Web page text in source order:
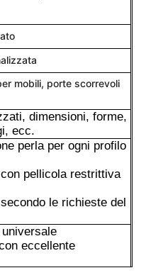
mobili, porte scorrevoli
dimensioni, forme,
ecc.
perla per ogni profilo
pellicola restrittiva
le richieste del
eccellente